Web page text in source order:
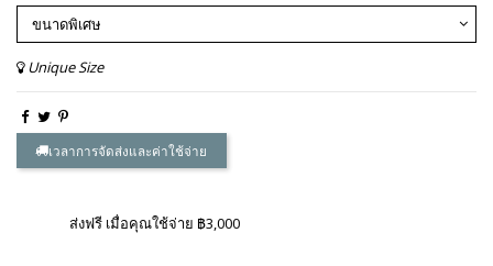
Unique Size
เวลาการจัดส่งและค่าใช้จ่าย
ส่งฟรี เมื่อคุณใช้จ่าย ฿3,000